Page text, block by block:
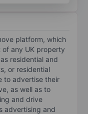
platform, which
of any UK property
residential and
or residential
to advertise their
as well as to
and drive
advertising and